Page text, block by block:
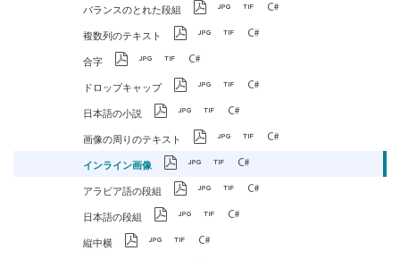
バランスのとれた段組
複数列のテキスト
合字
ドロップキャップ
日本語の小説
画像の周りのテキスト
インライン画像
アラビア語の段組
日本語の段組
縦中横